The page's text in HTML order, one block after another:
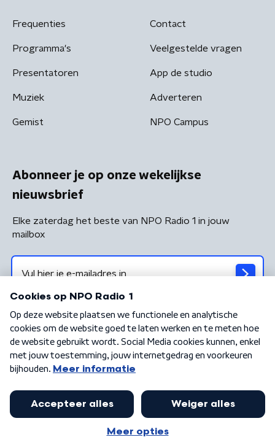
Frequenties
Programma's
Presentatoren
Muziek
Gemist
Contact
Veelgestelde vragen
App de studio
Adverteren
NPO Campus
Abonneer je op onze wekelijkse
nieuwsbrief
Elke zaterdag het beste van NPO Radio 1 in jouw
mailbox
Algemene voorwaarden